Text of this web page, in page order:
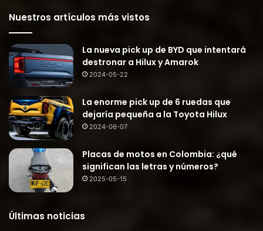
Nuestros artículos más vistos
La nueva pick up de BYD que intentará
destronar a Hilux y Amarok
2024-05-22
La enorme pick up de 6 ruedas que
dejaría pequeña a la Toyota Hilux
2024-06-07
Placas de motos en Colombia: ¿qué
significan las letras y números?
2025-05-15
Últimas noticias